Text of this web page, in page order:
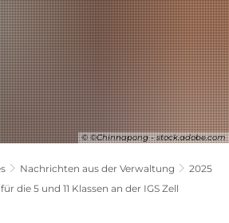
© ©Chinnapong - stock.adobe.com
Nachrichten aus der Verwaltung
2025
die 5 und 11 Klassen an der IGS Zell